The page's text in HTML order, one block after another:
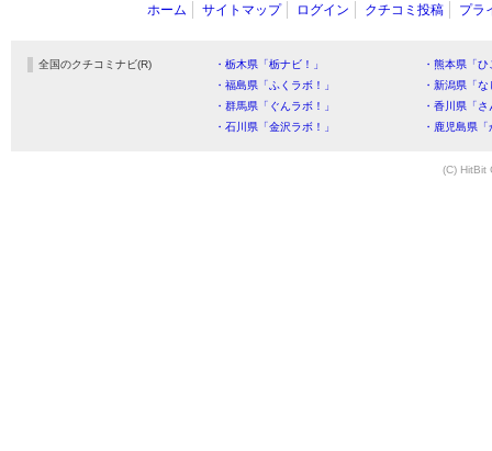
ホーム サイトマップ ログイン クチコミ投稿 プラ
全国のクチコミナビ(R) ・栃木県「栃ナビ！」
・熊本県「
・福島県「ふくラボ！」
・新潟県「
・群馬県「ぐんラボ！」
・香川県「
・石川県「金沢ラボ！」
・鹿児島県
(C) HitBit